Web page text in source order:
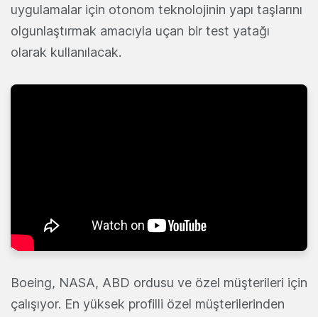
uygulamalar için otonom teknolojinin yapı taşlarını
olgunlaştırmak amacıyla uçan bir test yatağı
olarak kullanılacak.
Boeing, NASA, ABD ordusu ve özel müşterileri için
çalışıyor. En yüksek profilli özel müşterilerinden